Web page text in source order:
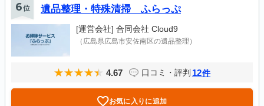
6位 遺品整理・特殊清掃 ふらっぷ
[運営会社] 合同会社 Cloud9
（広島県広島市安佐南区の遺品整理）
4.67 口コミ・評判 12件
お気に入りに追加